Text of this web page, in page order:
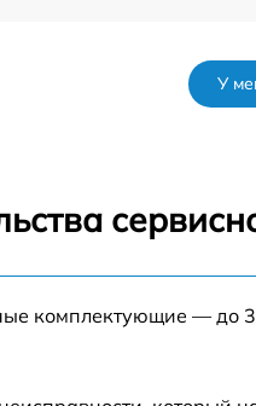
У
комплектующие — до